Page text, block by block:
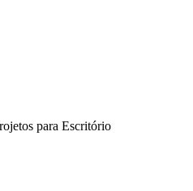
para Escritório